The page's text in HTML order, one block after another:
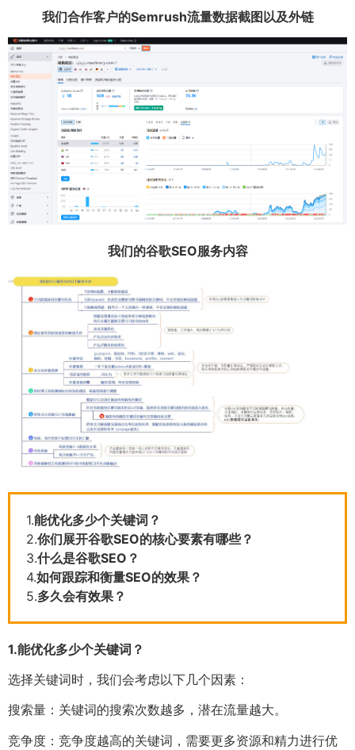
我们合作客户的Semrush流量数据截图以及外链
我们的谷歌SEO服务内容
1.能优化多少个关键词？
2.你们展开谷歌SEO的核心要素有哪些？
3.什么是谷歌SEO？
4.如何跟踪和衡量SEO的效果？
5.多久会有效果？
1.能优化多少个关键词？
选择关键词时，我们会考虑以下几个因素：
搜索量：关键词的搜索次数越多，潜在流量越大。
竞争度：竞争度越高的关键词，需要更多资源和精力进行优